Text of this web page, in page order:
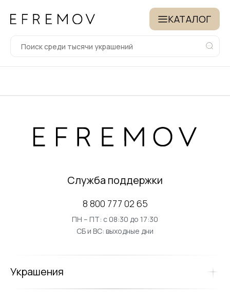
КАТАЛОГ
Служба поддержки
8 800 777 02 65
ПН – ПТ: с 08:30 до 17:30
СБ и ВС: выходные дни
Украшения